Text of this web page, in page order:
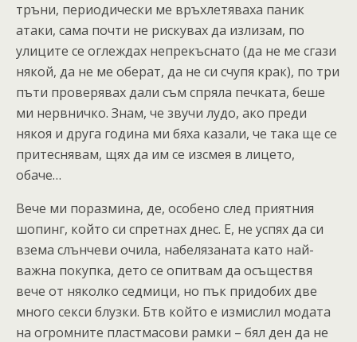
тръни, периодически ме връхлетяваха паник
атаки, сама почти не рискувах да излизам, по
улиците се оглеждах непрекъснато (да не ме сгази
някой, да не ме оберат, да не си счупя крак), по три
пъти проверявах дали съм спряла печката, беше
ми нервничко. Знам, че звучи лудо, ако преди
някоя и друга година ми бяха казали, че така ще се
притеснявам, щях да им се изсмея в лицето,
обаче…
Вече ми поразмина, де, особено след приятния
шопинг, който си спретнах днес. Е, не успях да си
взема слънчеви очила, набелязаната като най-
важна покупка, дето се опитвам да осъществя
вече от няколко седмици, но пък придобих две
много секси блузки. Бтв който е измислил модата
на огромните пластмасови рамки – бял ден да не